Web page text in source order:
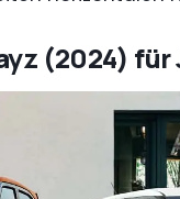
(2024) für